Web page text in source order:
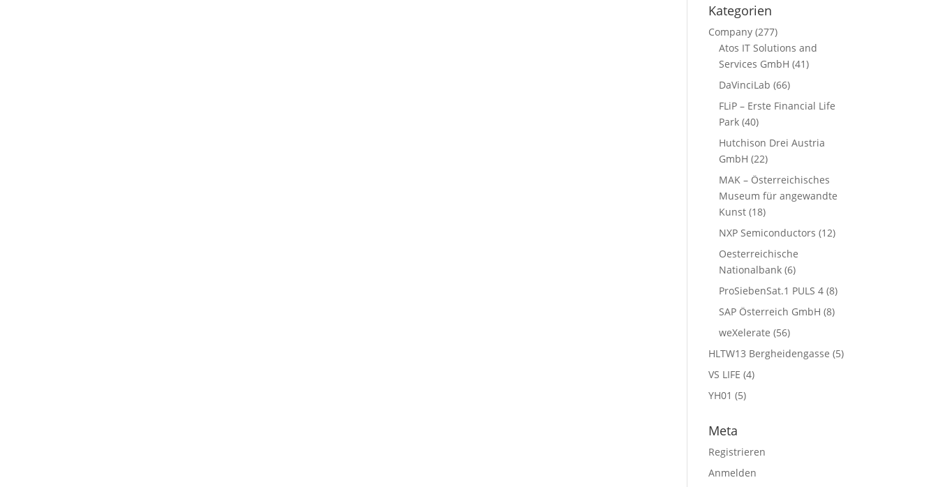
Kategorien
Company (277)
Atos IT Solutions and
Services GmbH (41)
DaVinciLab (66)
FLiP – Erste Financial Life
Park (40)
Hutchison Drei Austria
GmbH (22)
MAK – Österreichisches
Museum für angewandte
Kunst (18)
NXP Semiconductors (12)
Oesterreichische
Nationalbank (6)
ProSiebenSat.1 PULS 4 (8)
SAP Österreich GmbH (8)
weXelerate (56)
HLTW13 Bergheidengasse (5)
VS LIFE (4)
YH01 (5)
Meta
Registrieren
Anmelden